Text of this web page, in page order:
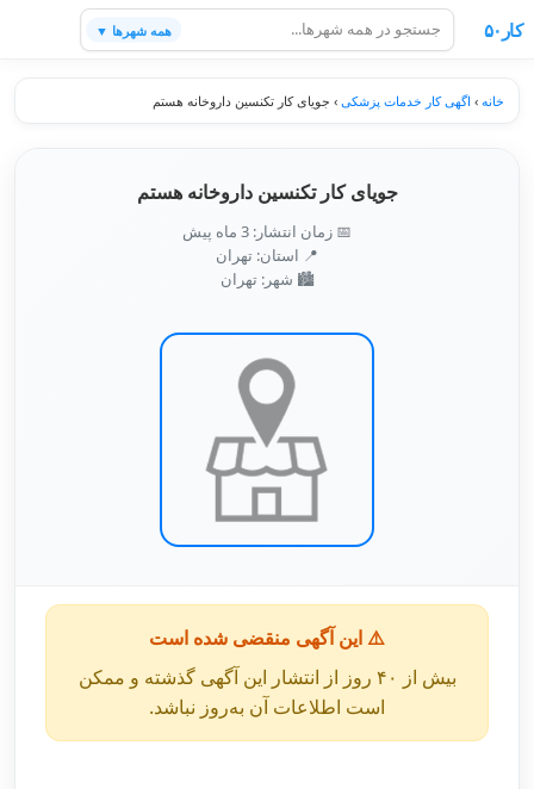
کار۵۰ همه شهرها ▼
خانه › اگهی کار خدمات پزشکی › جویای کار تکنسین داروخانه هستم
جویای کار تکنسین داروخانه هستم
📅 زمان انتشار: 3 ماه پیش
📍 استان: تهران
🏙️ شهر: تهران
⚠️ این آگهی منقضی شده است
بیش از ۴۰ روز از انتشار این آگهی گذشته و ممکن
است اطلاعات آن به‌روز نباشد.